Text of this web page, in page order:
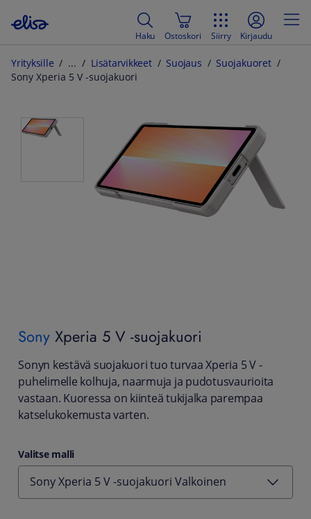
Haku Ostoskori Siirry Kirjaudu
Yrityksille Lisätarvikkeet Suojaus
Suojakuoret
Sony Xperia 5 V -suojakuori
Sony Xperia 5 V -suojakuori
Sonyn kestävä suojakuori tuo turvaa Xperia 5 V -
puhelimelle kolhuja, naarmuja ja pudotusvaurioita
vastaan. Kuoressa on kiinteä tukijalka parempaa
katselukokemusta varten.
Valitse malli
Sony Xperia 5 V -suojakuori Valkoinen